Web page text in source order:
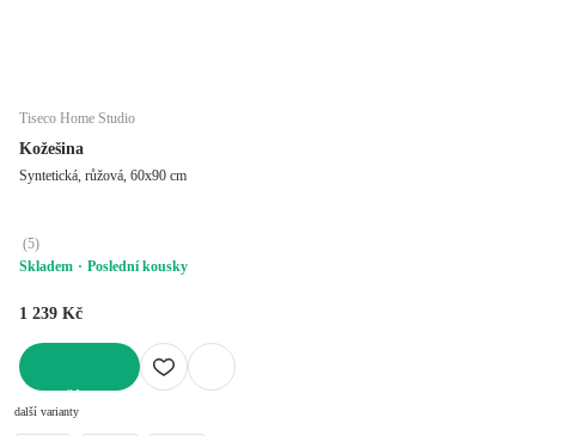
Tiseco Home Studio
Kožešina
Syntetická, růžová, 60x90 cm
(5)
Skladem
Poslední kousky
1 239 Kč
další varianty